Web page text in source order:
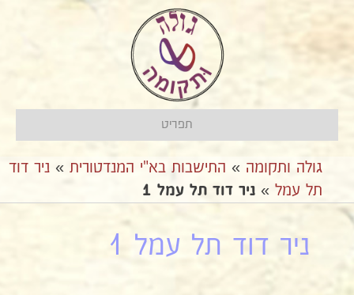
תפריט
גולה ותקומה » התישבות בא"י המנדטורית » ניר דוד
תל עמל » ניר דוד תל עמל 1
ניר דוד תל עמל 1